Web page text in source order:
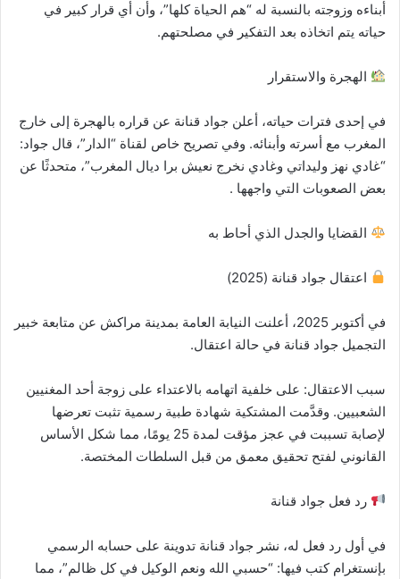
أبناءه وزوجته بالنسبة له “هم الحياة كلها”، وأن أي قرار كبير في
حياته يتم اتخاذه بعد التفكير في مصلحتهم.
الهجرة والاستقرار
في إحدى فترات حياته، أعلن جواد قنانة عن قراره بالهجرة إلى خارج
المغرب مع أسرته وأبنائه. وفي تصريح خاص لقناة “الدار”، قال جواد:
“غادي نهز وليداتي وغادي نخرج نعيش برا ديال المغرب”، متحدثًا عن
بعض الصعوبات التي واجهها .
القضايا والجدل الذي أحاط به
اعتقال جواد قنانة (2025)
في أكتوبر 2025، أعلنت النيابة العامة بمدينة مراكش عن متابعة خبير
التجميل جواد قنانة في حالة اعتقال.
سبب الاعتقال: على خلفية اتهامه بالاعتداء على زوجة أحد المغنيين
الشعبيين. وقدَّمت المشتكية شهادة طبية رسمية تثبت تعرضها
لإصابة تسببت في عجز مؤقت لمدة 25 يومًا، مما شكل الأساس
القانوني لفتح تحقيق معمق من قبل السلطات المختصة.
رد فعل جواد قنانة
في أول رد فعل له، نشر جواد قنانة تدوينة على حسابه الرسمي
بإنستغرام كتب فيها: “حسبي الله ونعم الوكيل في كل ظالم”، مما